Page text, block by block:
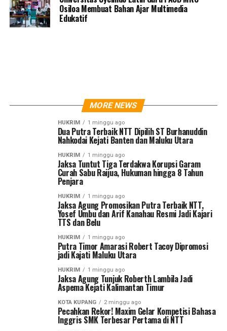
Osiloa Membuat Bahan Ajar Multimedia
Edukatif
MORE NEWS
HUKRIM 1 minggu ago
Dua Putra Terbaik NTT Dipilih ST Burhanuddin
Nahkodai Kejati Banten dan Maluku Utara
HUKRIM 1 minggu ago
Jaksa Tuntut Tiga Terdakwa Korupsi Garam
Curah Sabu Raijua, Hukuman hingga 8 Tahun
Penjara
HUKRIM 1 minggu ago
Jaksa Agung Promosikan Putra Terbaik NTT,
Yosef Umbu dan Arif Kanahau Resmi Jadi Kajari
TTS dan Belu
HUKRIM 1 minggu ago
Putra Timor Amarasi Robert Tacoy Dipromosi
jadi Kajati Maluku Utara
HUKRIM 1 minggu ago
Jaksa Agung Tunjuk Roberth Lambila Jadi
Aspema Kejati Kalimantan Timur
KOTA KUPANG 2 minggu ago
Pecahkan Rekor! Maxim Gelar Kompetisi Bahasa
Inggris SMK Terbesar Pertama di NTT